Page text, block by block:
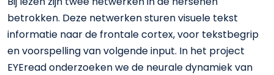
betrokken. Deze netwerken sturen visuele tekst
informatie naar de frontale cortex, voor tekstbegrip
en voorspelling van volgende input. In het project
EYEread onderzoeken we de neurale dynamiek van